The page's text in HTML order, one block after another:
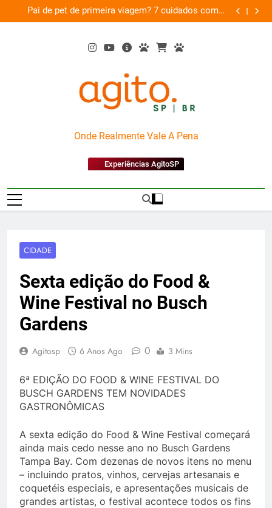
to
Pai de pet de primeira viagem? 7 cuidados com o
novo membro da família
AgitoSP
Onde Realmente Vale A Pena
Experiências AgitoSP
CIDADE
Sexta edição do Food &
Wine Festival no Busch
Gardens
Agitosp 6 Anos Ago 0 3 Mins
6ª EDIÇÃO DO FOOD & WINE FESTIVAL DO
BUSCH GARDENS TEM NOVIDADES
GASTRONÔMICAS
A sexta edição do Food & Wine Festival começará
ainda mais cedo nesse ano no Busch Gardens
Tampa Bay. Com dezenas de novos itens no menu
– incluindo pratos, vinhos, cervejas artesanais e
coquetéis especiais, e apresentações musicais de
grandes artistas, o festival acontece todos os fins